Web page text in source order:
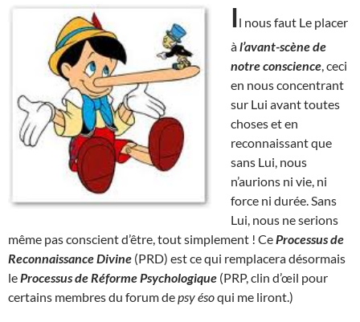
Il nous faut Le placer
àl’avant-scène de
notre conscience , ceci
en nous concentrant
sur Lui avant toutes
choses et en
reconnaissant que
sans Lui, nous
n’aurions ni vie, ni
force ni durée. Sans
Lui, nous ne serions
même pas conscient d’être, tout simplement ! Ce Processus de
Reconnaissance Divine (PRD) est ce qui remplacera désormais
le Processus de Réforme Psychologique (PRP, clin d’œil pour
certains membres du forum depsy ésoqui me liront.)